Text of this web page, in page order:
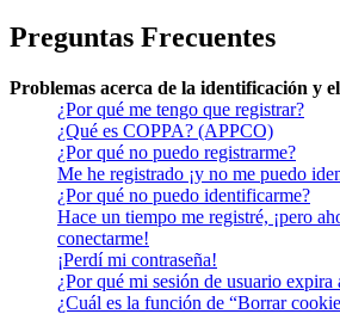
Preguntas Frecuentes
Problemas acerca de la identificación y
¿Por qué me tengo que registrar?
¿Qué es COPPA? (APPCO)
¿Por qué no puedo registrarme?
Me he registrado ¡y no me puedo
¿Por qué no puedo identificarme?
Hace un tiempo me registré, ¡pero
conectarme!
¡Perdí mi contraseña!
¿Por qué mi sesión de usuario expira
¿Cuál es la función de “Borrar